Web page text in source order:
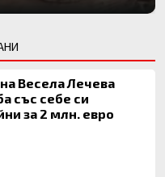
Весела Лечева
със себе си
за 2 млн. евро